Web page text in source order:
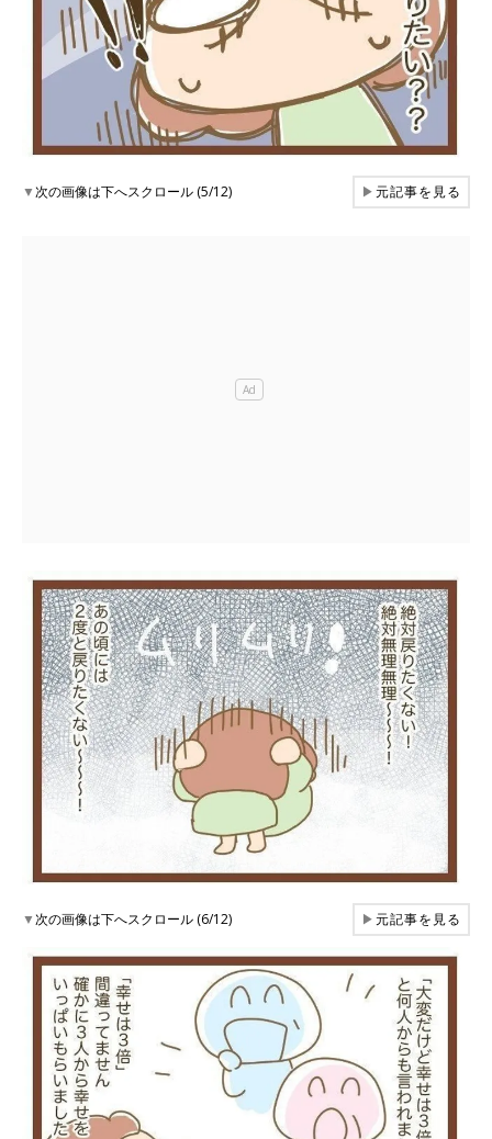
▼次の画像は下へスクロール (5/12) ▶元記事を見る
▼次の画像は下へスクロール (6/12) ▶元記事を見る